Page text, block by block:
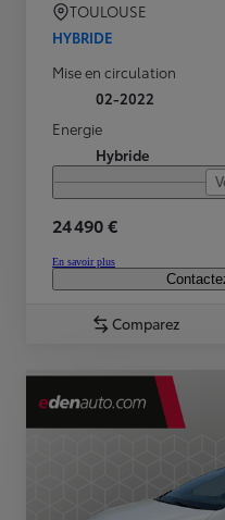
TOULOUSE
HYBRIDE
Mise en circulation
02-2022
Energie
Hybride
24 490 €
En savoir plus
Comparez